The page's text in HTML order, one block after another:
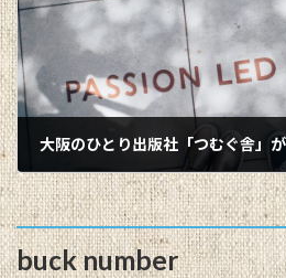
大阪のひとり出版社「つむぐ舎」
2024-01-10
buck number